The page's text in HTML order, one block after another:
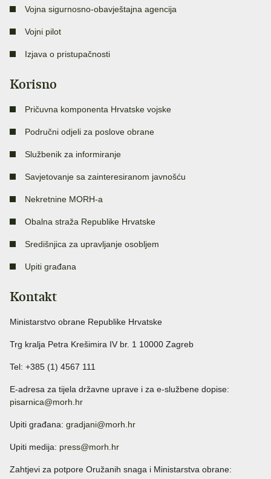
Vojna sigurnosno-obavještajna agencija
Vojni pilot
Izjava o pristupačnosti
Korisno
Pričuvna komponenta Hrvatske vojske
Područni odjeli za poslove obrane
Službenik za informiranje
Savjetovanje sa zainteresiranom javnošću
Nekretnine MORH-a
Obalna straža Republike Hrvatske
Središnjica za upravljanje osobljem
Upiti građana
Kontakt
Ministarstvo obrane Republike Hrvatske
Trg kralja Petra Krešimira IV br. 1 10000 Zagreb
Tel: +385 (1) 4567 111
E-adresa za tijela državne uprave i za e-službene dopise:
pisarnica@morh.hr
Upiti građana: gradjani@morh.hr
Upiti medija: press@morh.hr
Zahtjevi za potpore Oružanih snaga i Ministarstva obrane: